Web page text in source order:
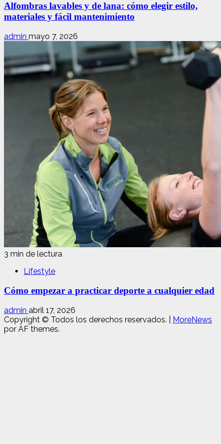
Alfombras lavables y de lana: cómo elegir estilo,
materiales y fácil mantenimiento
admin mayo 7, 2026
3 min de lectura
Lifestyle
Cómo empezar a practicar deporte a cualquier edad
admin abril 17, 2026
Copyright © Todos los derechos reservados.
MoreNews
por AF themes.